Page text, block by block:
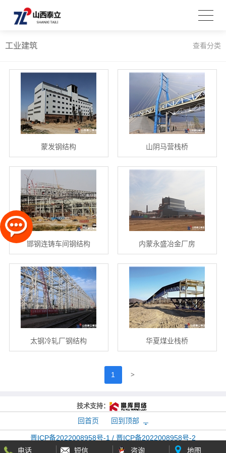
工业建筑 查看分类
蒙发钢结构 山阴马营栈桥
邯钢连铸车间钢结构 内蒙永盛冶金厂房
太钢冷轧厂钢结构 华夏煤业栈桥
1 >
技术支持：
回首页 回到顶部
晋ICP备2022008958号-1 / 晋ICP备2022008958号-2
版权所有：
泰立钢结构
电话 短信 咨询 地图